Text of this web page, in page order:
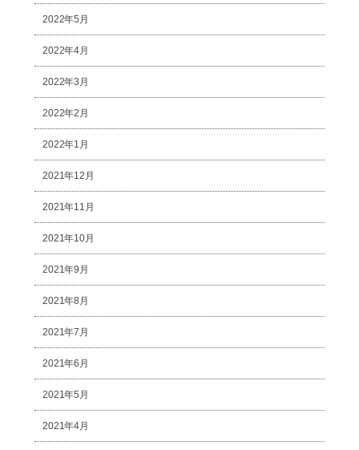
2022年5月
2022年4月
2022年3月
2022年2月
2022年1月
2021年12月
2021年11月
2021年10月
2021年9月
2021年8月
2021年7月
2021年6月
2021年5月
2021年4月